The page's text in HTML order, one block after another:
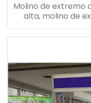
Molino de extremo
alta, molino de